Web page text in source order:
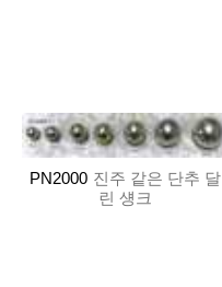
PN2000 진주 같은 단추 달
린 섕크